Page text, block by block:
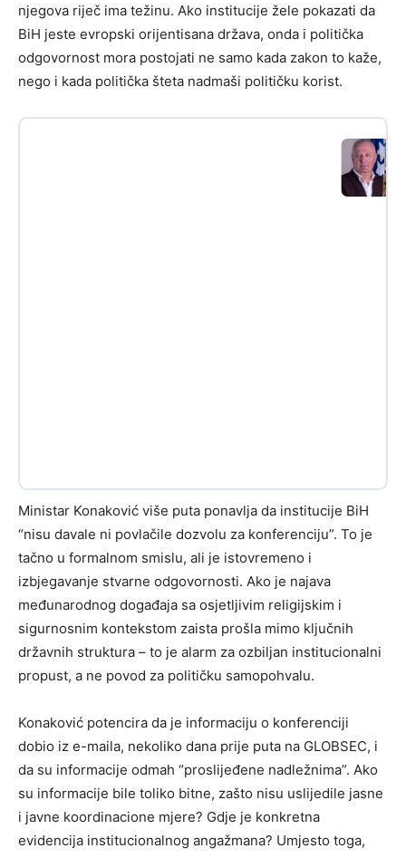
njegova riječ ima težinu. Ako institucije žele pokazati da
BiH jeste evropski orijentisana država, onda i politička
odgovornost mora postojati ne samo kada zakon to kaže,
nego i kada politička šteta nadmaši političku korist.
Ministar Konaković više puta ponavlja da institucije BiH
“nisu davale ni povlačile dozvolu za konferenciju”. To je
tačno u formalnom smislu, ali je istovremeno i
izbjegavanje stvarne odgovornosti. Ako je najava
međunarodnog događaja sa osjetljivim religijskim i
sigurnosnim kontekstom zaista prošla mimo ključnih
državnih struktura – to je alarm za ozbiljan institucionalni
propust, a ne povod za političku samopohvalu.
Konaković potencira da je informaciju o konferenciji
dobio iz e-maila, nekoliko dana prije puta na GLOBSEC, i
da su informacije odmah “proslijeđene nadležnima”. Ako
su informacije bile toliko bitne, zašto nisu uslijedile jasne
i javne koordinacione mjere? Gdje je konkretna
evidencija institucionalnog angažmana? Umjesto toga,